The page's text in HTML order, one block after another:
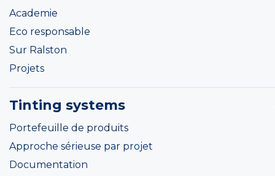
Academie
Eco responsable
Sur Ralston
Projets
Tinting systems
Portefeuille de produits
Approche sérieuse par projet
Documentation